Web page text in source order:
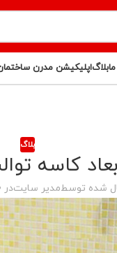
بلاگاپلیکیشن مدرن
بلاگ
کاسه
شده توسطمدیر سایتدر 20 فروردین 1401